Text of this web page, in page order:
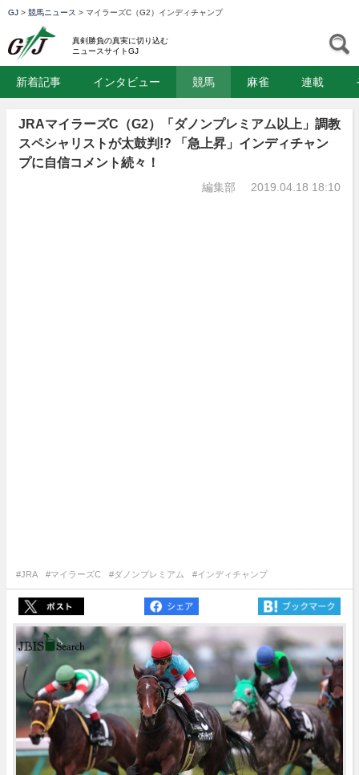
GJ > 競馬ニュース > マイラーズC（G2）インディチャンプ
真剣勝負の真実に切り込む
ニュースサイトGJ
新着記事 インタビュー 競馬 麻雀 連載
JRAマイラーズC（G2）「ダノンプレミアム以上」調教
スペシャリストが太鼓判!? 「急上昇」インディチャン
プに自信コメント続々！
編集部 2019.04.18 18:10
#JRA #マイラーズC #ダノンプレミアム #インディチャンプ